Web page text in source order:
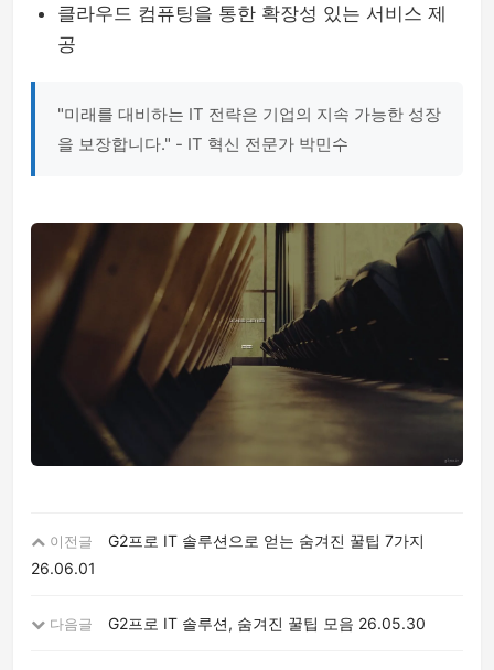
클라우드 컴퓨팅을 통한 확장성 있는 서비스 제
공
"미래를 대비하는 IT 전략은 기업의 지속 가능한 성장
을 보장합니다." - IT 혁신 전문가 박민수
이전글
G2프로 IT 솔루션으로 얻는 숨겨진 꿀팁 7가지
26.06.01
다음글 G2프로 IT 솔루션, 숨겨진 꿀팁 모음 26.05.30